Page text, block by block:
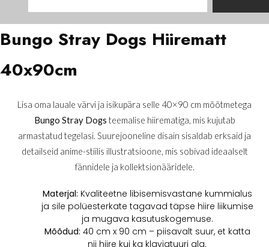
Bungo Stray Dogs Hiirematt
40x90cm
Lisa oma lauale värvi ja isikupära selle 40×90 cm mõõtmetega
Bungo Stray Dogs teemalise hiirematiga, mis kujutab
armastatud tegelasi. Suurejooneline disain sisaldab erksaid ja
detailseid anime-stiilis illustratsioone, mis sobivad ideaalselt
fännidele ja kollektsionääridele.
Materjal: Kvaliteetne libisemisvastane kummialus
ja sile polüesterkate tagavad täpse hiire liikumise
ja mugava kasutuskogemuse.
Mõõdud: 40 cm x 90 cm – piisavalt suur, et katta
nii hiire kui ka klaviatuuri ala.